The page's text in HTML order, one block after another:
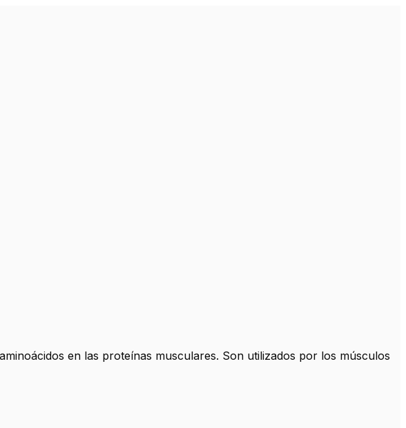
en las proteínas musculares. Son utilizados por los músculos